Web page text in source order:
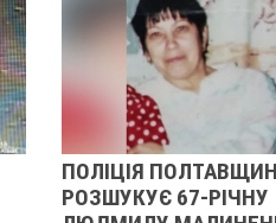
ПОЛІЦІЯ ПОЛТАВЩИНИ
РОЗШУКУЄ 67-РІЧНУ